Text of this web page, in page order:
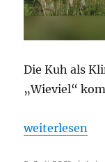
Die Kuh als
„Wieviel“
„Tag des
weiterlesen